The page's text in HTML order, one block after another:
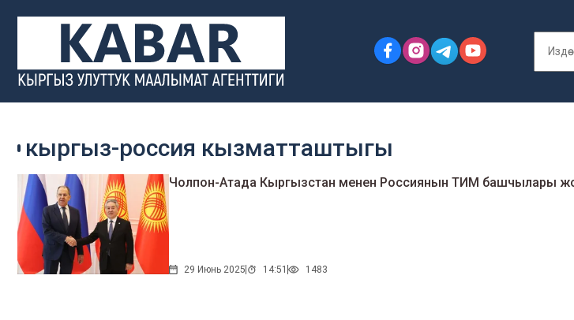
кыргыз-россия кызматташтыгы
Чолпон-Атада Кыргызстан менен Россиянын ТИМ башчылары
29 Июнь 2025 14:51 1483